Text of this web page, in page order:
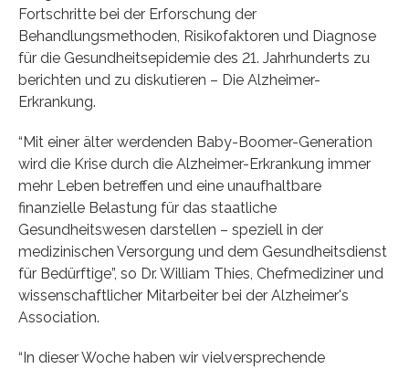
Fortschritte bei der Erforschung der
Behandlungsmethoden, Risikofaktoren und Diagnose
für die Gesundheitsepidemie des 21. Jahrhunderts zu
berichten und zu diskutieren – Die Alzheimer-
Erkrankung.
“Mit einer älter werdenden Baby-Boomer-Generation
wird die Krise durch die Alzheimer-Erkrankung immer
mehr Leben betreffen und eine unaufhaltbare
finanzielle Belastung für das staatliche
Gesundheitswesen darstellen – speziell in der
medizinischen Versorgung und dem Gesundheitsdienst
für Bedürftige”, so Dr. William Thies, Chefmediziner und
wissenschaftlicher Mitarbeiter bei der Alzheimer's
Association.
“In dieser Woche haben wir vielversprechende